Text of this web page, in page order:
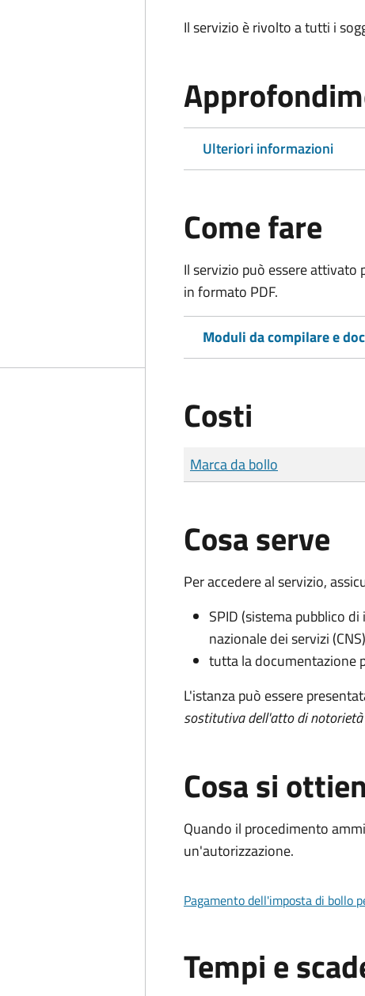
Il servizio è rivolto a tutti i
Ulteriori informazioni
Come fare
Il servizio può essere
in formato PDF.
Moduli da compilare e
Costi
Tipo di pagamento
Importo
Marca da bollo
Cosa serve
Per accedere al servizio,
SPID (sistema pubblico
nazionale dei servizi (CNS)
tutta la documentazione
L'istanza può essere
sostitutiva dell'atto di
Cosa si
Quando il procedimento
un'autorizzazione.
Pagamento dell'imposta di bollo
Tempi e